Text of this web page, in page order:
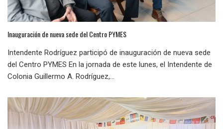
Inauguración de nueva sede del Centro PYMES
Intendente Rodríguez participó de inauguración de nueva sede
del Centro PYMES En la jornada de este lunes, el Intendente de
Colonia Guillermo A. Rodríguez,...